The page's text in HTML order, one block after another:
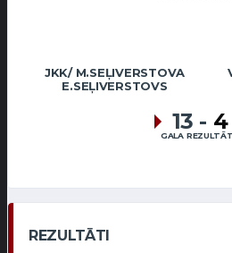
JKK/ M.SEĻIVERSTOVA
E.SEĻIVERSTOVS
13 - 4
GALA
REZULTĀTI